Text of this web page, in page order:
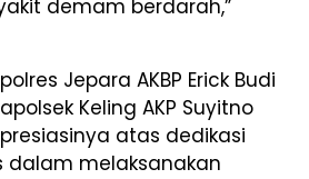
demam berdarah,”
Jepara AKBP Erick Budi
Keling AKP Suyitno
atas dedikasi
dalam melaksanakan